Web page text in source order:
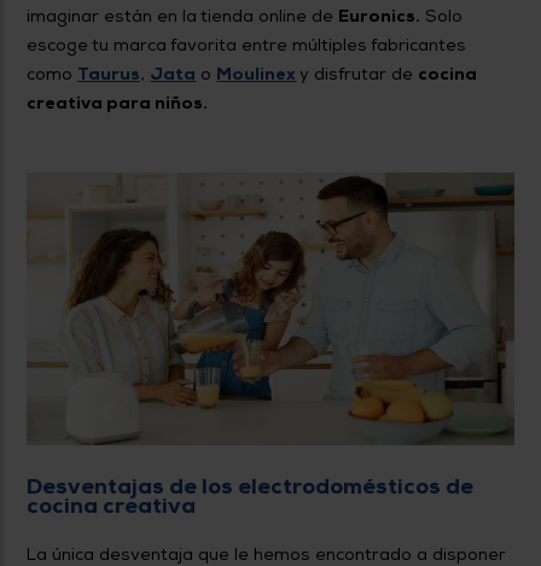
imaginar están en la tienda online de Euronics. Solo
escoge tu marca favorita entre múltiples fabricantes
como Taurus, Jata o Moulinex y disfrutar de cocina
creativa para niños.
Desventajas de los electrodomésticos de
cocina creativa
La única desventaja que le hemos encontrado a disponer